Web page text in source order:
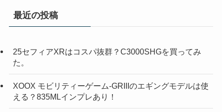
最近の投稿
25セフィアXRはコスパ抜群？C3000SHGを買ってみ
た。
XOOX モビリティーゲーム-GRIIIのエギングモデルは使
える？835MLインプレあり！